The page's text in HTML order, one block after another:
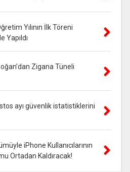
Yılının İlk Töreni
Yapıldı
Zigana Tüneli
ayı güvenlik istatistiklerini
iPhone Kullanıcılarının
Ortadan Kaldıracak!